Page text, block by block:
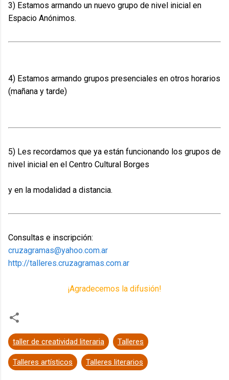
3) Estamos armando un nuevo grupo de nivel inicial en
Espacio Anónimos.
4) Estamos armando grupos presenciales en otros horarios
(mañana y tarde)
5) Les recordamos que ya están funcionando los grupos de
nivel inicial en el Centro Cultural Borges
y en la modalidad a distancia.
Consultas e inscripción:
cruzagramas@yahoo.com.ar
http://talleres.cruzagramas.com.ar
¡Agradecemos la difusión!
taller de creatividad literaria Talleres
Talleres artísticos Talleres literarios